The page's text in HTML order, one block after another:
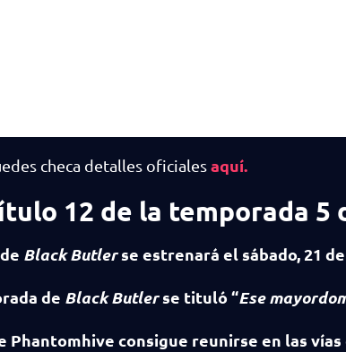
checa detalles oficialesaquí.
12 de la temporada 5
Black Butlerse estrenará el sábado, 21
de Black Butlerse tituló “Ese
Phantomhive consigue reunirse en las